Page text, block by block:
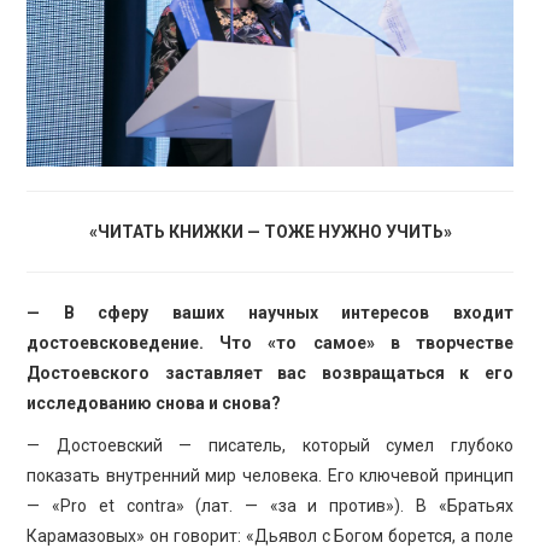
«ЧИТАТЬ КНИЖКИ — ТОЖЕ НУЖНО УЧИТЬ»
— В сферу ваших научных интересов входит
достоевсковедение. Что «то самое» в творчестве
Достоевского заставляет вас возвращаться к его
исследованию снова и снова?
— Достоевский — писатель, который сумел глубоко
показать внутренний мир человека. Его ключевой принцип
— «Pro et contra» (лат. — «за и против»). В «Братьях
Карамазовых» он говорит: «Дьявол с Богом борется, а поле